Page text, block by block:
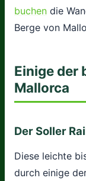
buchen die
Berge von
Einige der
Mallorca
Der Soller
Diese leichte
durch einige